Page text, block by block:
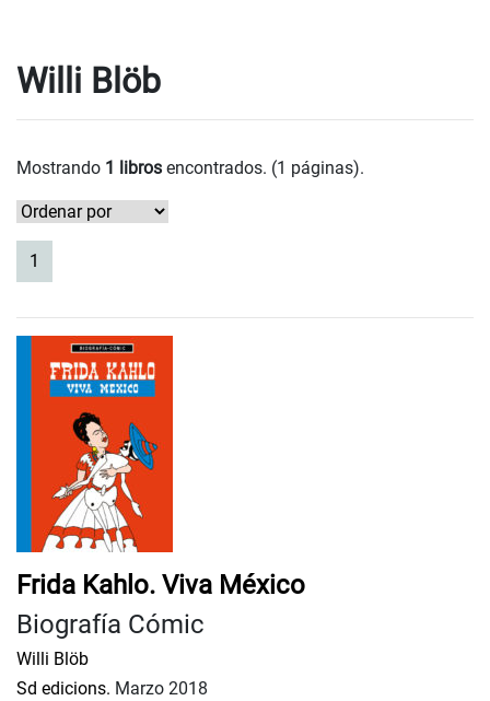
Willi Blöb
Mostrando 1 libros encontrados. (1 páginas).
1
Frida Kahlo. Viva México
Biografía Cómic
Willi Blöb
Sd edicions. Marzo 2018